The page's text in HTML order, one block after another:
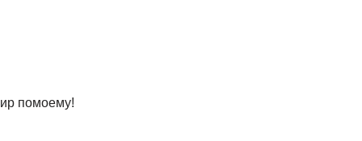
помоему!